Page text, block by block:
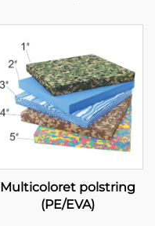
Multicoloret polstring
(PE/EVA)